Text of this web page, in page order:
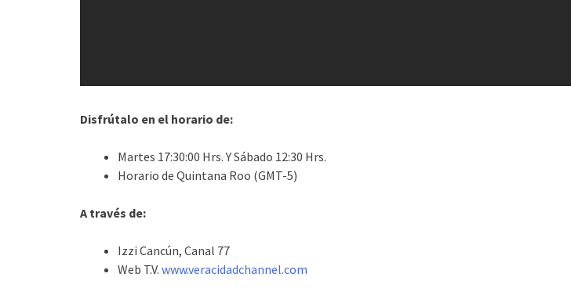
Disfrútalo en el horario de:
Martes 17:30:00 Hrs. Y Sábado 12:30 Hrs.
Horario de Quintana Roo (GMT-5)
A través de:
Izzi Cancún, Canal 77
Web T.V. www.veracidadchannel.com